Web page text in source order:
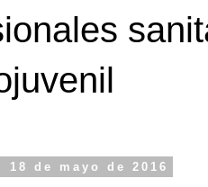
18 de mayo de 2016